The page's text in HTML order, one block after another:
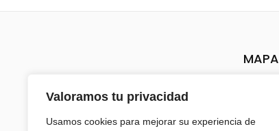
Valoramos tu privacidad
Usamos cookies para mejorar su experiencia de